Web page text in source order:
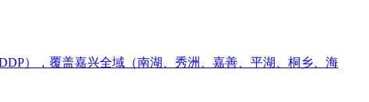
），覆盖嘉兴全域（南湖、秀洲、嘉善、平湖、桐乡、海